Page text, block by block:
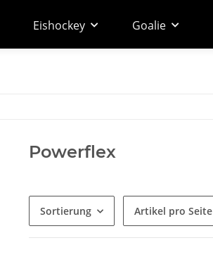
Eishockey Goalie
Powerflex
Sortierung Artikel pro Seite